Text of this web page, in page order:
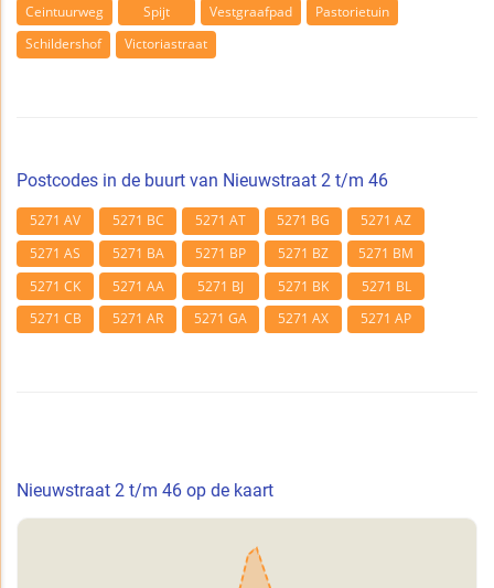
Ceintuurweg
Spijt Vestgraafpad
Pastorietuin
Schildershof
Victoriastraat
Postcodes in de buurt van Nieuwstraat 2 t/m 46
5271 AV 5271 BC 5271 AT 5271 BG
5271 AZ
5271 AS
5271 BA 5271 BP 5271 BZ
5271 BM
5271 CK
5271 AA 5271 BJ 5271 BK
5271 BL
5271 CB
5271 AR 5271 GA 5271 AX 5271 AP
Nieuwstraat 2 t/m 46 op de kaart